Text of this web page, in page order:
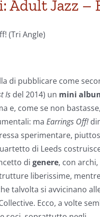
Adult Jazz –
(Tri Angle)
di pubblicare come
Is del 2014) un mini
e, come se non
ma Earrings Off!
sperimentare,
di Leeds
di genere, con
liberissime,
talvolta si avvicinano
Ecco, a volte